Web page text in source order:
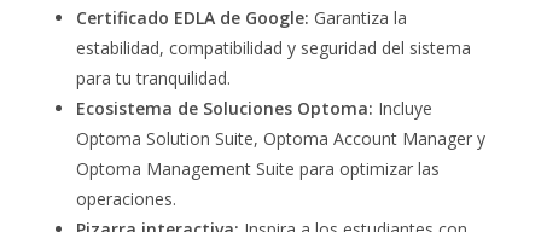
Certificado EDLA de Google: Garantiza la
estabilidad, compatibilidad y seguridad del sistema
para tu tranquilidad.
Ecosistema de Soluciones Optoma: Incluye
Optoma Solution Suite, Optoma Account Manager y
Optoma Management Suite para optimizar las
operaciones.